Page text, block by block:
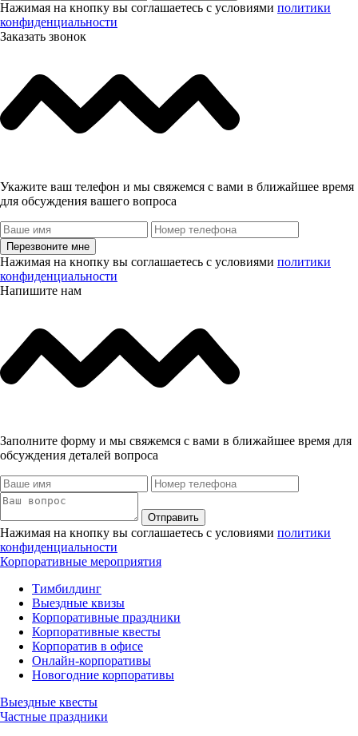
Нажимая на кнопку вы соглашаетесь с условиями политики
конфиденциальности
Заказать звонок
Укажите ваш телефон и мы свяжемся с вами в ближайшее время
для обсуждения вашего вопроса
Перезвоните мне
Нажимая на кнопку вы соглашаетесь с условиями политики
конфиденциальности
Напишите нам
Заполните форму и мы свяжемся с вами в ближайшее время для
обсуждения деталей вопроса
Отправить
Нажимая на кнопку вы соглашаетесь с условиями политики
конфиденциальности
Корпоративные мероприятия
Тимбилдинг
Выездные квизы
Корпоративные праздники
Корпоративные квесты
Корпоратив в офисе
Онлайн-корпоративы
Новогодние корпоративы
Выездные квесты
Частные праздники